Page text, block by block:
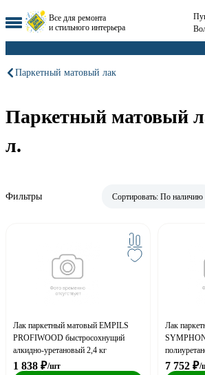
Все для ремонта
и стильного интерьера
Паркетный матовый лак
Паркетный матовый
л.
Фильтры Сортировать: По наличию
Лак паркетный матовый EMPILS
PROFIWOOD быстросохнущий
алкидно-уретановый 2,4 кг
1 838 ₽/шт
Лак
7 752 ₽/